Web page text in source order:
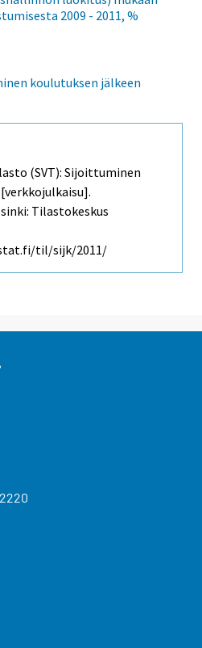
2009 - 2011, %
koulutuksen jälkeen
(SVT): Sijoittuminen
Tilastokeskus
til/sijk/2011/